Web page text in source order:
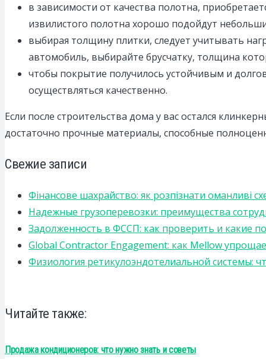
в зависимости от качества полотна,
извилистого полотна хорошо подойдут
выбирая толщину плитки, следует учитывать
автомобиль, выбирайте брусчатку, толщина
чтобы покрытие получилось устойчивым и
осуществляться качественно.
Если после строительства дома у вас остался
достаточно прочные материалы, способные
Свежие записи
Фінансове шахрайство: як розпізнати оманливі
Надежные грузоперевозки: преимущества
Задолженность в ФССП: как проверить и какие
Global Contractor Engagement: как Mellow
Физиология ретикулоэндотелиальной системы:
Читайте также:
Продажа кондиционеров: что нужно знать и советы